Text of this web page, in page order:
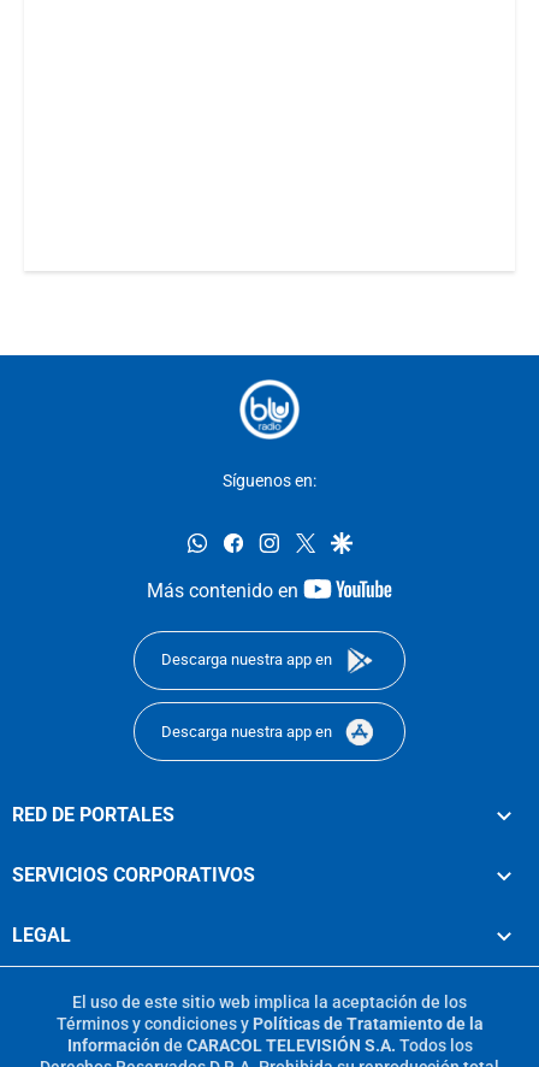
Síguenos en:
whatsappfacebookinstagram
twittergoogle
Más contenido en
youtube-
Descarga nuestra app en
Descarga nuestra app en
RED DE PORTALES
SERVICIOS CORPORATIVOS
LEGAL
El uso de este sitio web implica la aceptación de los
Términos y condicionesy Políticas de Tratamiento de la
Información de CARACOL TELEVISIÓN S.A. Todos los